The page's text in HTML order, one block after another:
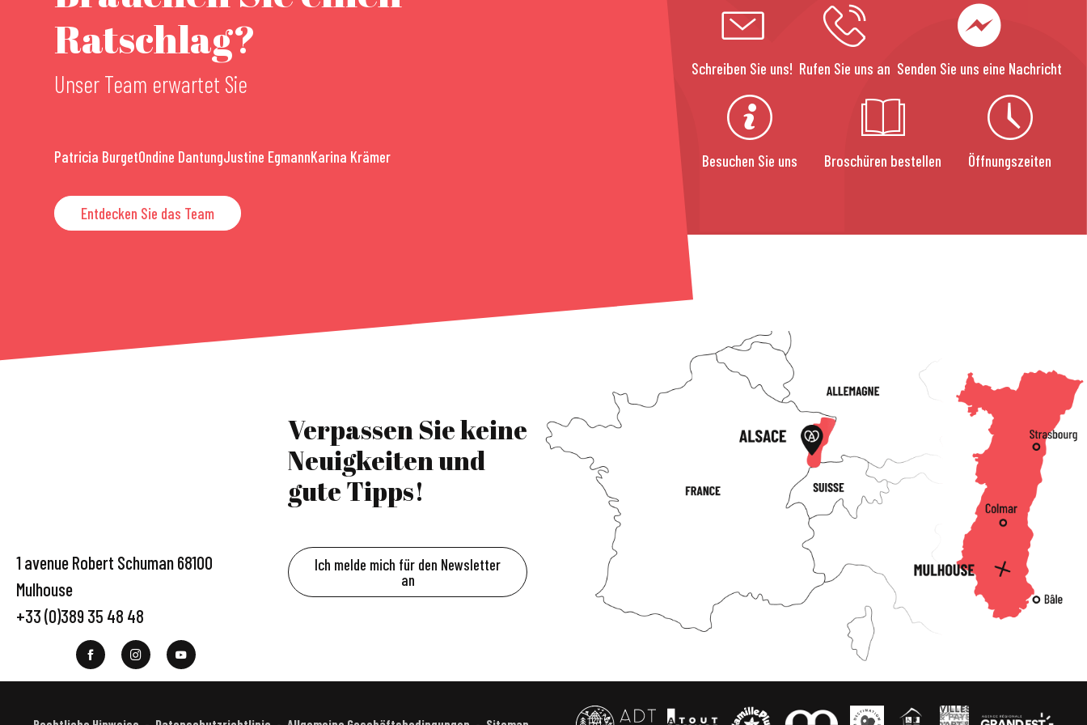
Ratschlag?
Unser Team erwartet Sie
Patricia BurgetOndine DantungJustine EgmannKarina Krämer
Entdecken Sie das Team
Schreiben Sie uns! Rufen Sie uns an Senden Sie uns eine Nachricht
Besuchen Sie uns Broschüren bestellen Öffnungszeiten
1 avenue Robert Schuman 68100
Mulhouse
+33 (0)389 35 48 48
Verpassen Sie keine
Neuigkeiten und
gute Tipps!
Ich melde mich für den Newsletter
an